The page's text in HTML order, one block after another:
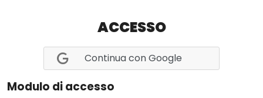
ACCESSO
Continua con Google
Modulo di accesso